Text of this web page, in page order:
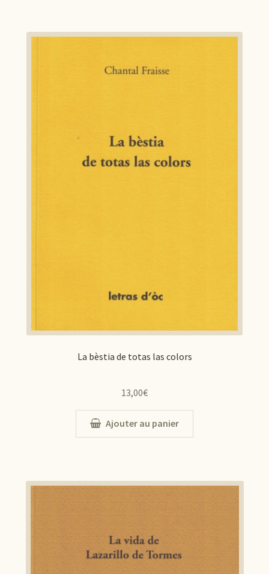
La bèstia de totas las colors
13,00€
Ajouter au panier